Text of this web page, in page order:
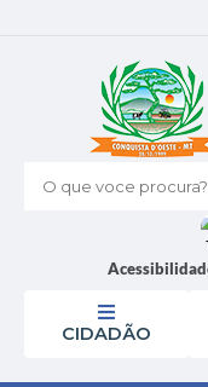
O que voce procura?
CIDADÃO